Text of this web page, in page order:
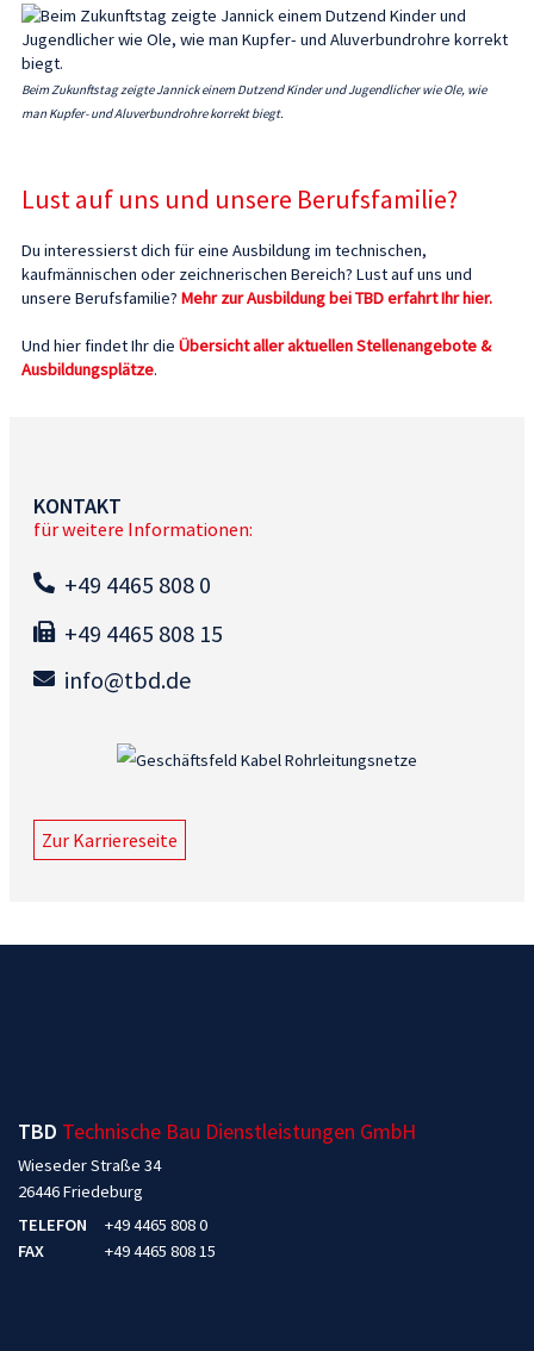
Beim Zukunftstag zeigte Jannick einem Dutzend Kinder und Jugendlicher wie Ole, wie
man Kupfer- und Aluverbundrohre korrekt biegt.
Lust auf uns und unsere Berufsfamilie?
Du interessierst dich für eine Ausbildung im technischen,
kaufmännischen oder zeichnerischen Bereich? Lust auf uns und
unsere Berufsfamilie? Mehr zur Ausbildung bei TBD erfahrt Ihr hier.
Und hier findet Ihr die Übersicht aller aktuellen Stellenangebote &
Ausbildungsplätze.
KONTAKT
für weitere Informationen:
+49 4465 808 0
+49 4465 808 15
info@tbd.de
Zur Karriereseite
TBD Technische Bau Dienstleistungen GmbH
Wieseder Straße 34
26446 Friedeburg
TELEFON
+49 4465 808 0
FAX
+49 4465 808 15